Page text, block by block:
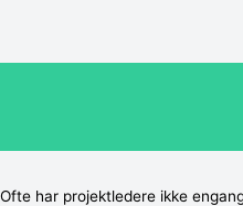
Ofte har projektledere ikke